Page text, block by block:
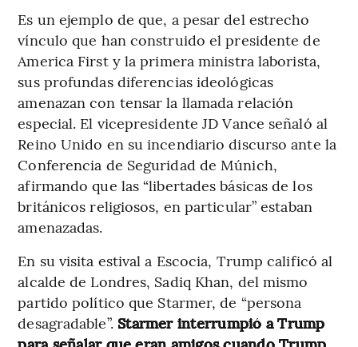
Es un ejemplo de que, a pesar del estrecho
vínculo que han construido el presidente de
America First y la primera ministra laborista,
sus profundas diferencias ideológicas
amenazan con tensar la llamada relación
especial. El vicepresidente JD Vance señaló al
Reino Unido en su incendiario discurso ante la
Conferencia de Seguridad de Múnich,
afirmando que las “libertades básicas de los
británicos religiosos, en particular” estaban
amenazadas.
En su visita estival a Escocia, Trump calificó al
alcalde de Londres, Sadiq Khan, del mismo
partido político que Starmer, de “persona
desagradable”.Starmer interrumpió a Trump